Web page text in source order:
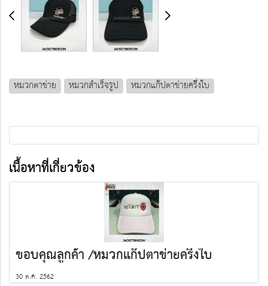
หมวกตาข่าย หมวกสำเร็จรูป หมวกแก๊ปตาข่ายครึ่งใบ
เนื้อหาที่เกี่ยวข้อง
ขอบคุณลูกค้า /หมวกแก๊ปตาข่ายครึ่งใบ
30 ต.ค. 2562